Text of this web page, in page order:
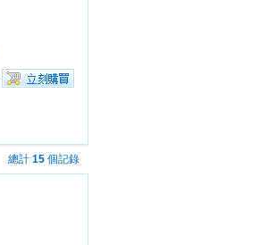
總計 15 個記錄